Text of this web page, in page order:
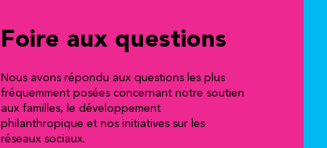
Foire aux questions
Nous avons répondu aux questions les plus
fréquemment posées concernant notre soutien
aux familles, le développement
philanthropique et nos initiatives sur les
réseaux sociaux.